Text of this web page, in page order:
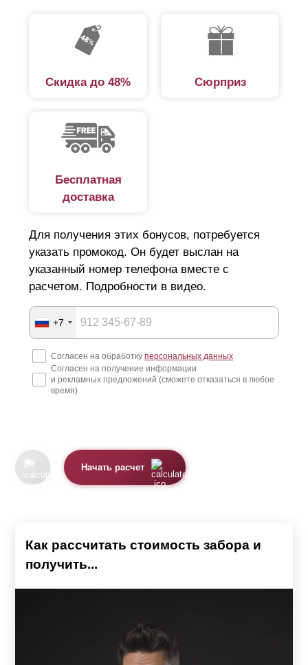
Скидка до 48% Сюрприз
Бесплатная
доставка
Для получения этих бонусов, потребуется
указать промокод. Он будет выслан на
указанный номер телефона вместе с
расчетом. Подробности в видео.
+7
Согласен на обработку персональных данных
Согласен на получение информации
и рекламных предложений (сможете отказаться в любое
время)
Начать расчет
Как рассчитать стоимость забора и
получить...